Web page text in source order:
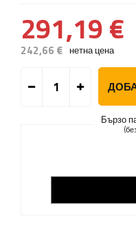
291,19 €
242,66 € нетна цена
Бързо